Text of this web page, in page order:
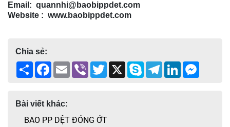
Email: quannhi@baobippdet.com
Website : www.baobippdet.com
Chia sẻ:
ShareFacebook
EmailViber Twitter
X SkypeTelegramLinkedIn
Bài viết khác:
BAO PP DỆT ĐÓNG ỚT